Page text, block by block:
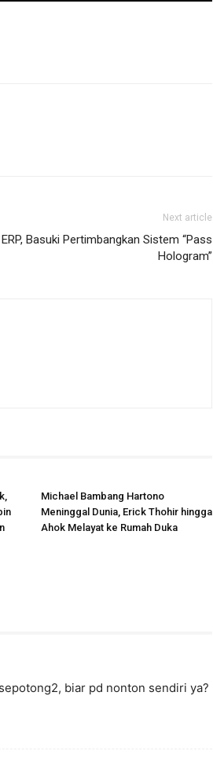
Next article
Basuki Pertimbangkan Sistem “Pass
Hologram”
Michael Bambang Hartono
Meninggal Dunia, Erick Thohir hingga
Ahok Melayat ke Rumah Duka
biar pd nonton sendiri ya?